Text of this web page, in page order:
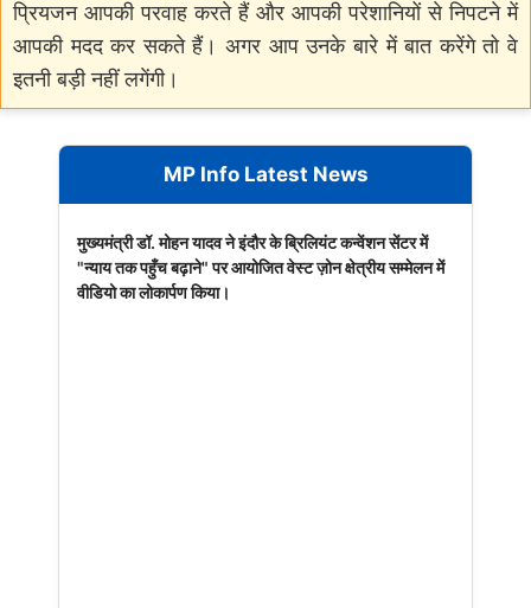
प्रियजन आपकी परवाह करते हैं और आपकी परेशानियों से निपटने में
आपकी मदद कर सकते हैं। अगर आप उनके बारे में बात करेंगे तो वे
इतनी बड़ी नहीं लगेंगी।
MP Info Latest News
मुख्यमंत्री डॉ. मोहन यादव ने इंदौर के ब्रिलियंट कन्वेंशन सेंटर में
"न्याय तक पहुँच बढ़ाने" पर आयोजित वेस्ट ज़ोन क्षेत्रीय सम्मेलन में
वीडियो का लोकार्पण किया।